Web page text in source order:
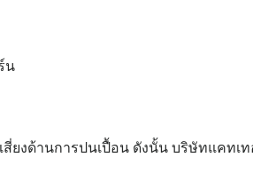
น
งด้านการปนเปื้อน ดังนั้น บริษัทแคทเ